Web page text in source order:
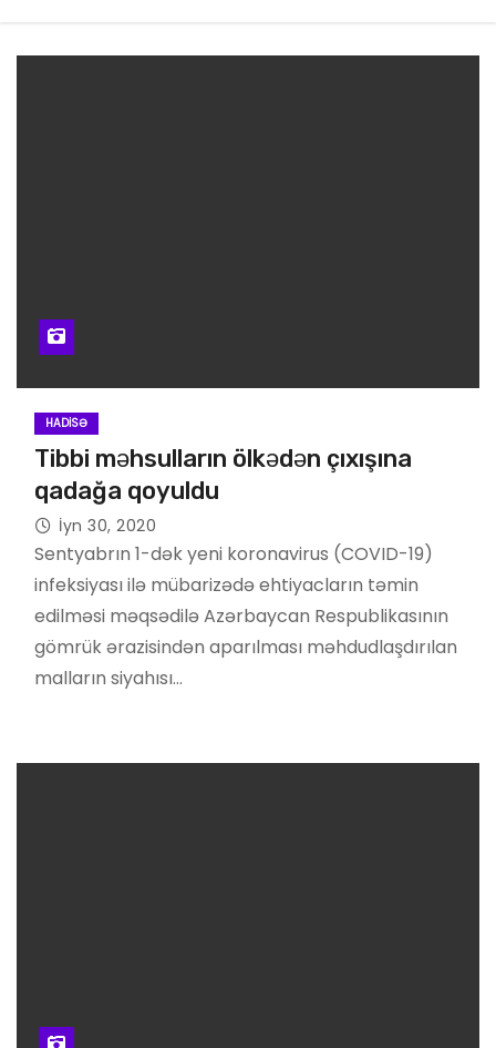
HADISƏ
Tibbi məhsulların ölkədən çıxışına
qadağa qoyuldu
İyn 30, 2020
Sentyabrın 1-dək yeni koronavirus (COVID-19)
infeksiyası ilə mübarizədə ehtiyacların təmin
edilməsi məqsədilə Azərbaycan Respublikasının
gömrük ərazisindən aparılması məhdudlaşdırılan
malların siyahısı…